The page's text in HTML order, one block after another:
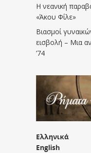
Η νεανική
«Άκου Φίλε»
Βιασμοί
εισβολή – Μια
’74
Ελληνικά
English